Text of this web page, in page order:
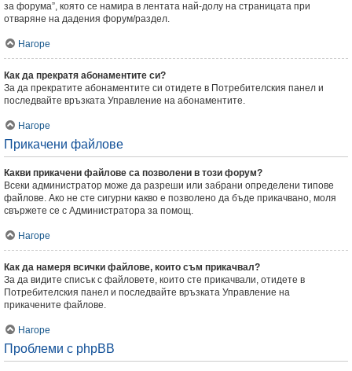
за форума”, която се намира в лентата най-долу на страницата при
отваряне на дадения форум/раздел.
Нагоре
Как да прекратя абонаментите си?
За да прекратите абонаментите си отидете в Потребителския панел и
последвайте връзката Управление на абонаментите.
Нагоре
Прикачени файлове
Какви прикачени файлове са позволени в този форум?
Всеки администратор може да разреши или забрани определени типове
файлове. Ако не сте сигурни какво е позволено да бъде прикачвано, моля
свържете се с Администратора за помощ.
Нагоре
Как да намеря всички файлове, които съм прикачвал?
За да видите списък с файловете, които сте прикачвали, отидете в
Потребителския панел и последвайте връзката Управление на
прикачените файлове.
Нагоре
Проблеми с phpBB